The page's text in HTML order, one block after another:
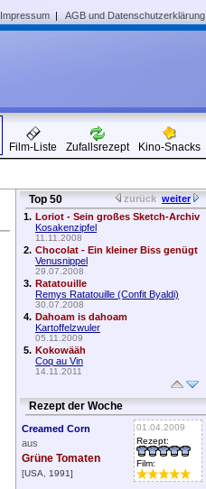
Impressum | AGB und Datenschutzerklärung
Film-Liste Zufallsrezept Kino-Snacks
zurück weiter
Top 50
1. Loriot - Sein großes Sketch-Archiv
Kosakenzipfel
11.11.2008
2. Chocolat - Ein kleiner Biss genügt
Venusnippel
29.07.2008
3. Ratatouille
Remys Ratatouille (Confit Byaldi)
30.07.2008
4. Dahoam is dahoam
Kartoffelzwuler
05.11.2009
5. Kokowääh
Coq au Vin
14.11.2011
Rezept der Woche
01.04.2009
Rezept:
Film:
Creamed Corn
aus
Grüne Tomaten
[USA, 1991]